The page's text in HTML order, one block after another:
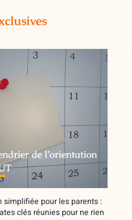
simplifiée pour les parents :
clés réunies pour ne rien